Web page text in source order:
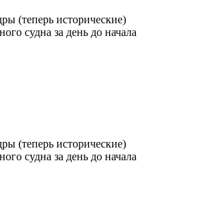
(теперь исторические)
судна за день до начала
(теперь исторические)
судна за день до начала